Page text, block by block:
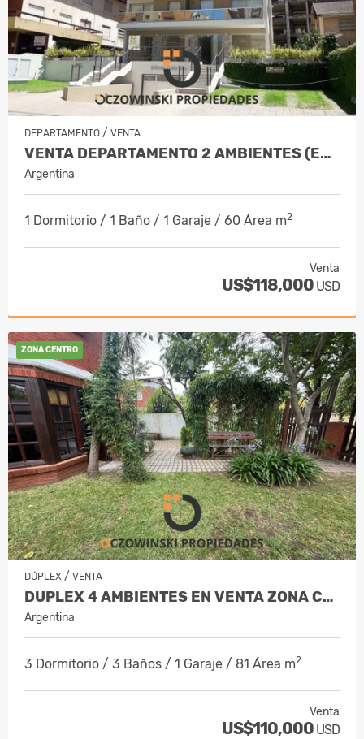
DEPARTAMENTO / VENTA
VENTA DEPARTAMENTO 2 AMBIENTES (EDIF. CALLE UNO) VILLA GESELL
Argentina
1 Dormitorio / 1 Baño / 1 Garaje / 60 Área m2
Venta
US$118,000 USD
ZONA CENTRO
DÚPLEX / VENTA
DUPLEX 4 AMBIENTES EN VENTA ZONA CENTRO (VILLA GESELL)
Argentina
3 Dormitorio / 3 Baños / 1 Garaje / 81 Área m2
Venta
US$110,000 USD